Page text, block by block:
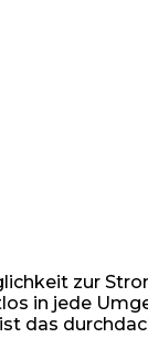
zur
in jede
das